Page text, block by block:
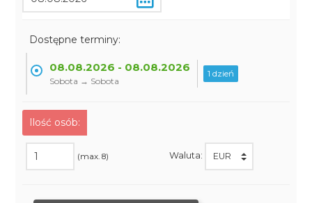
Dostępne terminy:
08.08.2026 - 08.08.2026
Sobota → Sobota
1 dzień
Ilość osób:
(max. 8) Waluta: